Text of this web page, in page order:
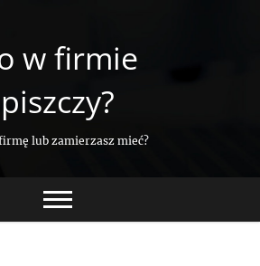
w firmie
piszczy?
lub zamierzasz mieć?